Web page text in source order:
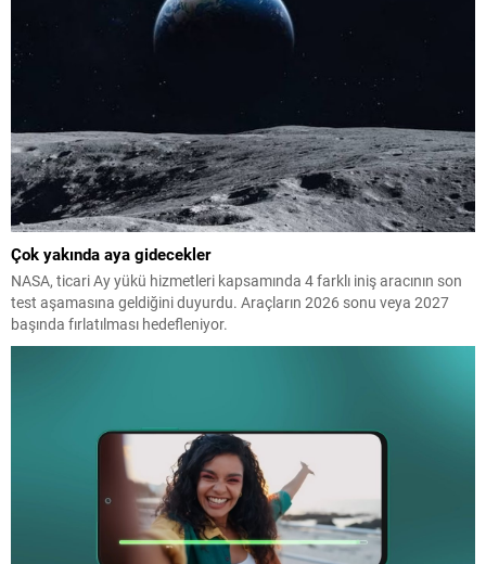
Çok yakında aya gidecekler
NASA, ticari Ay yükü hizmetleri kapsamında 4 farklı iniş aracının son
test aşamasına geldiğini duyurdu. Araçların 2026 sonu veya 2027
başında fırlatılması hedefleniyor.